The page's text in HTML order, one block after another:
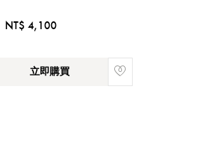
NT$ 4,100
立即購買